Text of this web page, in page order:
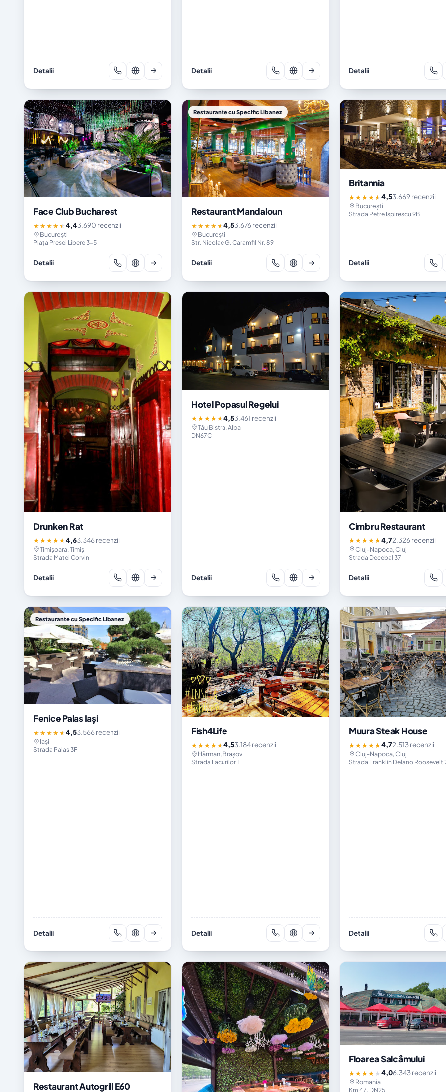
Detalii Detalii Detalii
Face Club Bucharest
★★★★★4,43.690 recenzii
București
Piața Presei Libere 3-5
Detalii
Restaurante cu Specific Libanez
Restaurant Mandaloun
★★★★★4,53.676 recenzii
București
Str. Nicolae G. Caramfil Nr. 89
Detalii
Britannia
★★★★★4,53.669 recenzii
București
Strada Petre Ispirescu 9B
Detalii
Drunken Rat
★★★★★4,63.346 recenzii
Timișoara, Timiș
Strada Matei Corvin
Detalii
Hotel Popasul Regelui
★★★★★4,53.461 recenzii
Tău Bistra, Alba
DN67C
Detalii
Cimbru Restaurant
★★★★★4,72.326 recenzii
Cluj-Napoca, Cluj
Strada Decebal 37
Detalii
Restaurante cu Specific Libanez
Fenice Palas Iași
★★★★★4,53.566 recenzii
Iași
Strada Palas 3F
Detalii
Fish4Life
★★★★★4,53.184 recenzii
Hărman, Brașov
Strada Lacurilor 1
Detalii
Muura Steak House
★★★★★4,72.513 recenzii
Cluj-Napoca, Cluj
Strada Franklin Delano Roosevelt
Detalii
Restaurant Autogrill E60
Floarea Salcâmului
★★★★★4,06.343 recenzii
Romania
Km 47, DN25